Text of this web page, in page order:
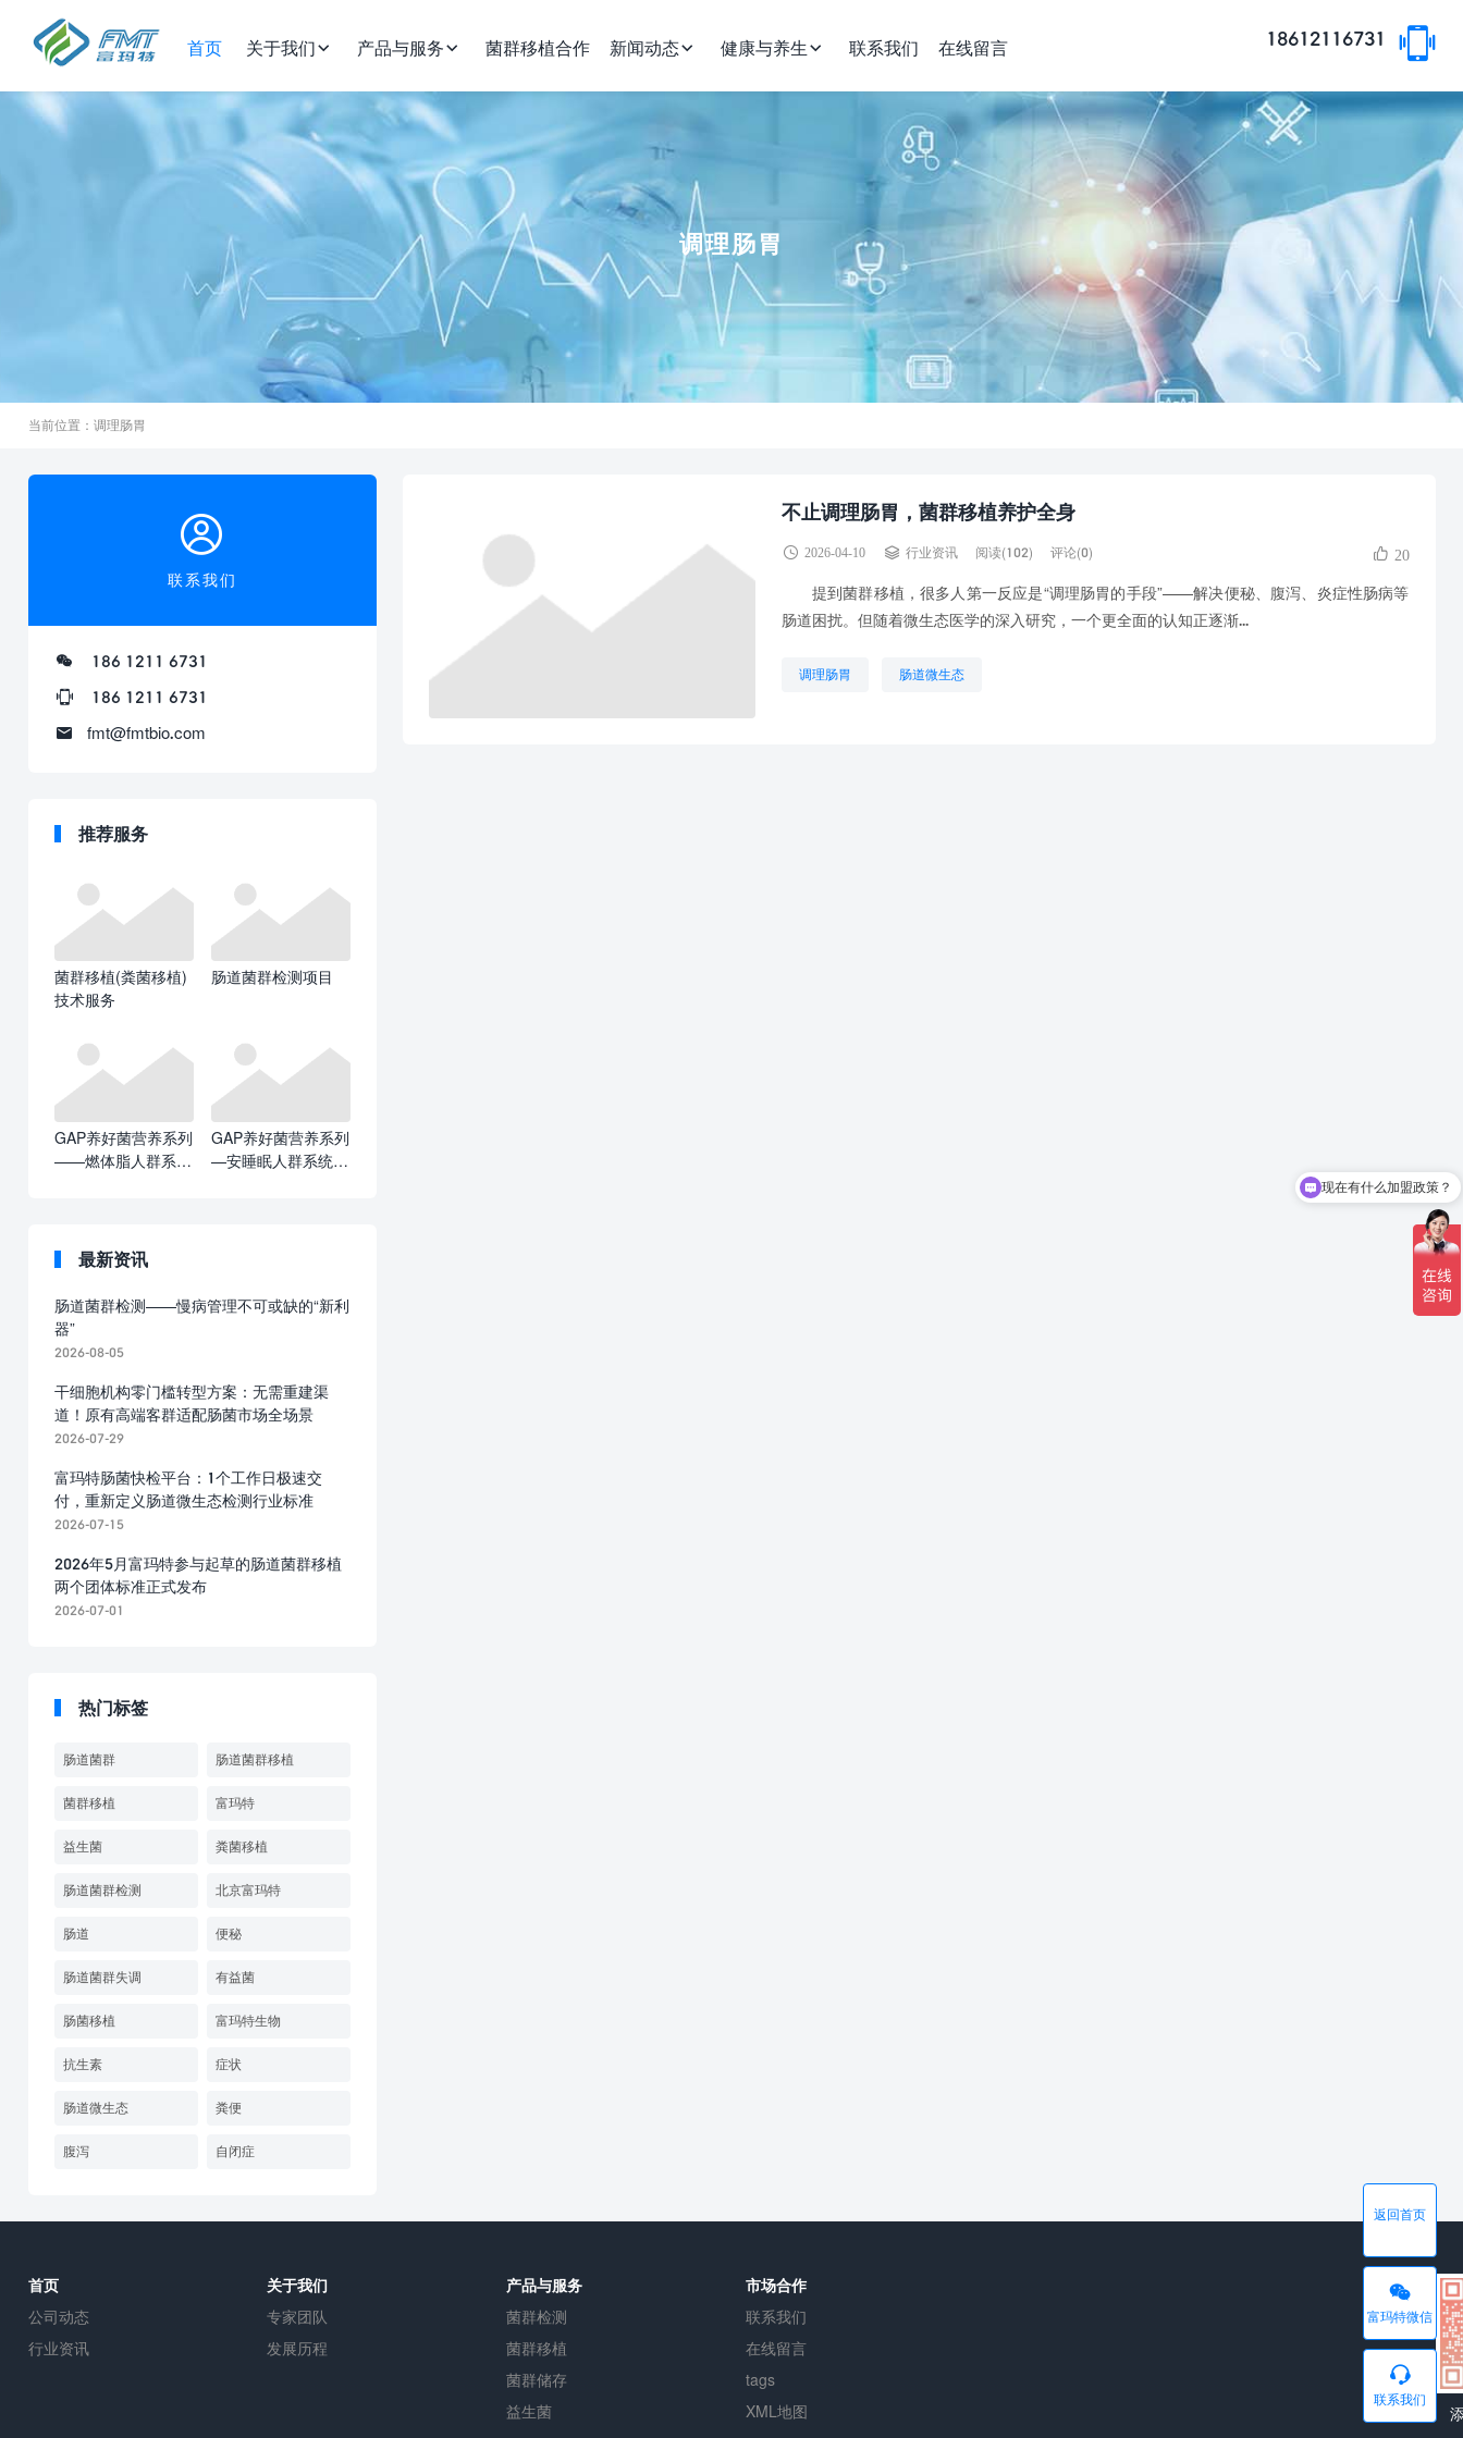
18612116731
首页 关于我们 产品与服务 菌群移植合作 新闻动态 健康与养生 联系我们 在线留言
调理肠胃
当前位置：调理肠胃
不止调理肠胃，菌群移植养护全身
2026-04-10 行业资讯 阅读(102) 评论(0) 20
提到菌群移植，很多人第一反应是“调理肠胃的手段”——解决便秘、腹泻、炎症性肠病等
肠道困扰。但随着微生态医学的深入研究，一个更全面的认知正逐渐...
调理肠胃 肠道微生态
联系我们
186 1211 6731
186 1211 6731
fmt@fmtbio.com
推荐服务
菌群移植(粪菌移植)
技术服务
肠道菌群检测项目
GAP养好菌营养系列
——燃体脂人群系统
GAP养好菌营养系列
—安睡眠人群系统解
最新资讯
肠道菌群检测——慢病管理不可或缺的“新利
器”
2026-08-05
干细胞机构零门槛转型方案：无需重建渠
道！原有高端客群适配肠菌市场全场景
2026-07-29
富玛特肠菌快检平台：1个工作日极速交
付，重新定义肠道微生态检测行业标准
2026-07-15
2026年5月富玛特参与起草的肠道菌群移植
两个团体标准正式发布
2026-07-01
热门标签
肠道菌群 肠道菌群移植
菌群移植 富玛特
益生菌 粪菌移植
肠道菌群检测 北京富玛特
肠道 便秘
肠道菌群失调 有益菌
肠菌移植 富玛特生物
抗生素 症状
肠道微生态 粪便
腹泻 自闭症
返回首页
富玛特微信
联系我们
首页
公司动态
行业资讯
关于我们
专家团队
发展历程
产品与服务
菌群检测
菌群移植
菌群储存
益生菌
市场合作
联系我们
在线留言
tags
XML地图
现在有什么加盟政策？